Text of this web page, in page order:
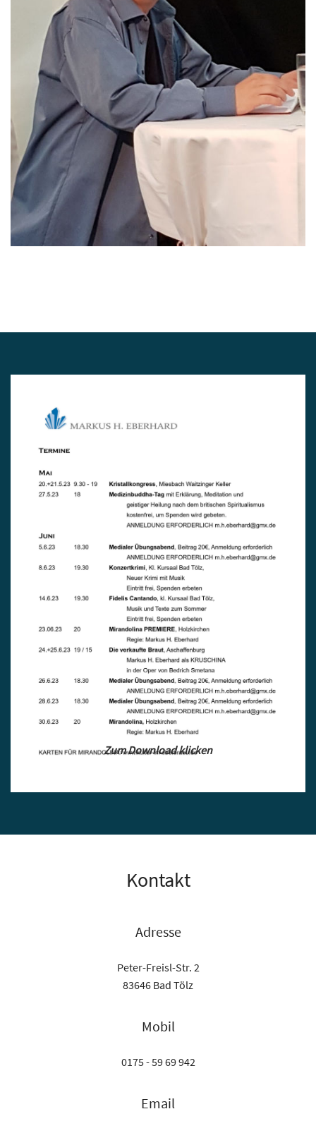
Zum Download klicken
Kontakt
Adresse
Peter-Freisl-Str. 2
83646 Bad Tölz
Mobil
0175 - 59 69 942
Email